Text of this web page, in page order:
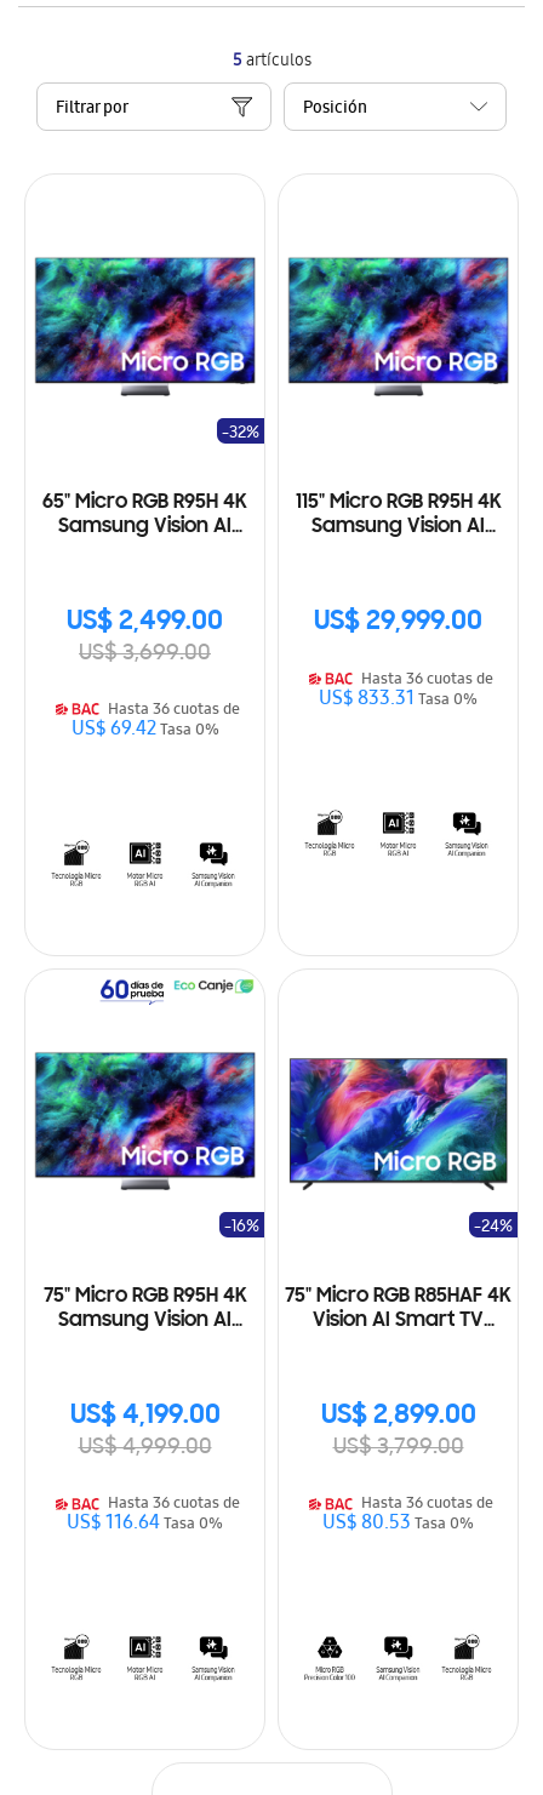
5artículos
Filtrar por
65" Micro RGB R95H 4K
Samsung Vision AI
US$ 2,499.00
US$ 3,699.00
-32%
Hasta 36 cuotas de
US$ 69.42Tasa 0%
115" Micro RGB R95H 4K
Samsung Vision AI
US$ 29,999.00
Hasta 36 cuotas de
US$ 833.31 Tasa 0%
75" Micro RGB R95H 4K
Samsung Vision AI
US$ 4,199.00
US$ 4,999.00
-16%
Hasta 36 cuotas de
US$ 116.64Tasa 0%
75" Micro RGB R85HAF 4K
Vision AI Smart TV
US$ 2,899.00
US$ 3,799.00
-24%
Hasta 36 cuotas de
US$ 80.53Tasa 0%